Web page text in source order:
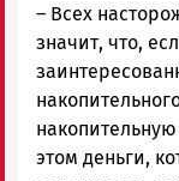
– Всех
значит, что,
этом деньги,